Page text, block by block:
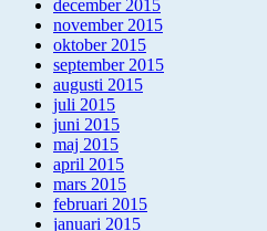
december 2015
november 2015
oktober 2015
september 2015
augusti 2015
juli 2015
juni 2015
maj 2015
april 2015
mars 2015
februari 2015
januari 2015